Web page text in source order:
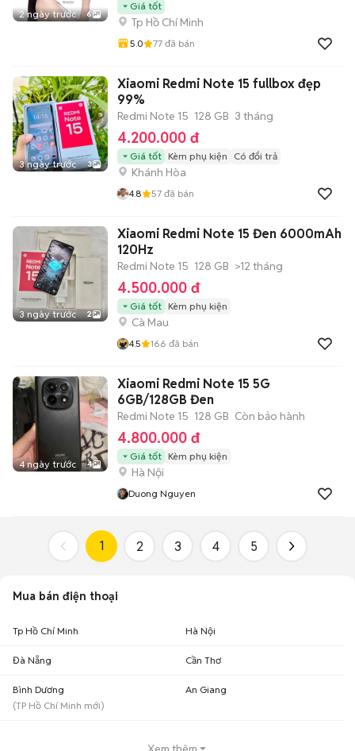
2 ngày trước 6
Giá tốt
Tp Hồ Chí Minh
5.0 77 đã bán
3 ngày trước 3
Xiaomi Redmi Note 15 fullbox đẹp
99%
Redmi Note 15 128 GB 3 tháng
4.200.000 đ
Giá tốt Kèm phụ kiện Có đổi trả
Khánh Hòa
4.8 57 đã bán
3 ngày trước 2
Xiaomi Redmi Note 15 Đen 6000mAh
120Hz
Redmi Note 15 128 GB >12 tháng
4.500.000 đ
Giá tốt Kèm phụ kiện
Cà Mau
4.5 166 đã bán
4 ngày trước 4
Xiaomi Redmi Note 15 5G
6GB/128GB Đen
Redmi Note 15 128 GB Còn bảo hành
4.800.000 đ
Giá tốt Kèm phụ kiện
Hà Nội
Duong Nguyen
1 2 3 4 5
Mua bán điện thoại
Tp Hồ Chí Minh Hà Nội
Đà Nẵng Cần Thơ
Bình Dương
(TP Hồ Chí Minh mới)
An Giang